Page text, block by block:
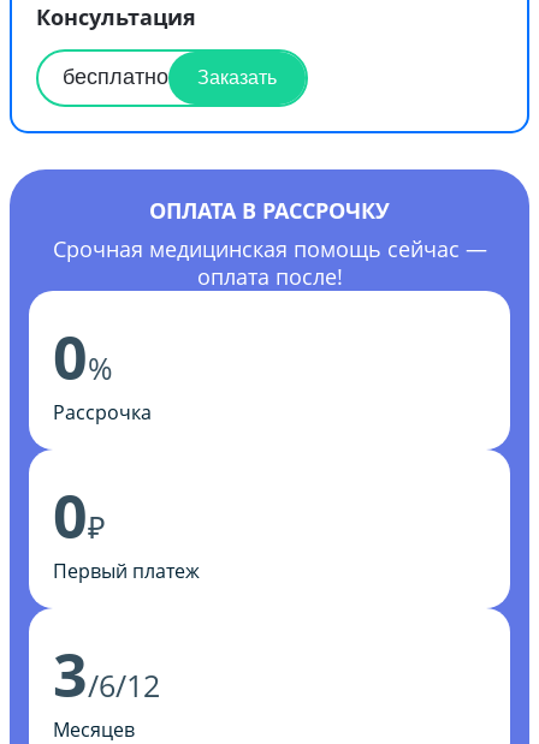
Консультация
бесплатно Заказать
ОПЛАТА В РАССРОЧКУ
Срочная медицинская помощь сейчас —
оплата после!
0%
Рассрочка
0₽
Первый платеж
3/6/12
Месяцев